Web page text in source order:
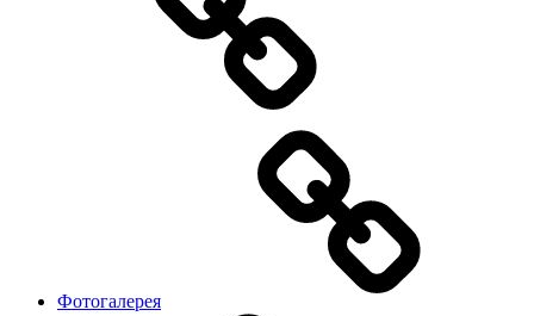
Фотогалерея